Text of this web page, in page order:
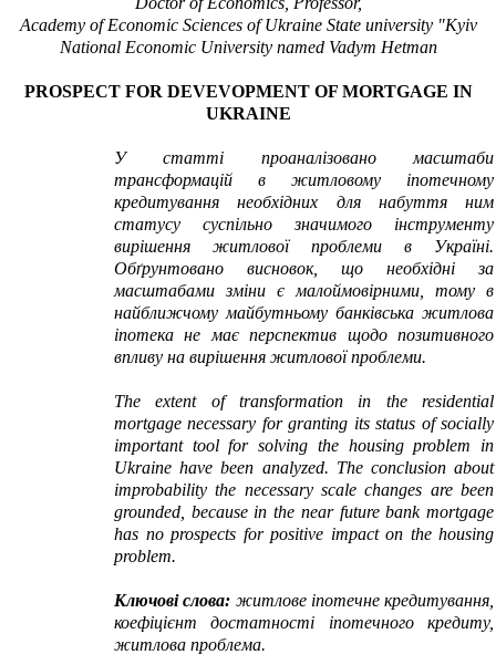
Academy of Economic Sciences of Ukraine State university "Kyiv
National Economic University named Vadym Hetman
PROSPECT FOR DEVEVOPMENT OF MORTGAGE IN
UKRAINE
У статті проаналізовано масштаби
трансформацій в житловому іпотечному
кредитування необхідних для набуття ним
статусу суспільно значимого інструменту
вирішення житлової проблеми в Україні.
Обґрунтовано висновок, що необхідні за
масштабами зміни є малоймовірними, тому в
найближчому майбутньому банківська житлова
іпотека не має перспектив щодо позитивного
впливу на вирішення житлової проблеми.
The extent of transformation in the residential
mortgage necessary for granting its status of socially
important tool for solving the housing problem in
Ukraine have been analyzed. The conclusion about
improbability the necessary scale changes are been
grounded, because in the near future bank mortgage
has no prospects for positive impact on the housing
problem.
Ключові слова: житлове іпотечне кредитування,
коефіцієнт достатності іпотечного кредиту,
житлова проблема.